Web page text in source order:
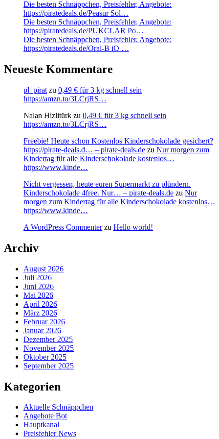
Die besten Schnäppchen, Preisfehler, Angebote:
https://piratedeals.de/Peasur Sol…
Die besten Schnäppchen, Preisfehler, Angebote:
https://piratedeals.de/PUKCLAR Po…
Die besten Schnäppchen, Preisfehler, Angebote:
https://piratedeals.de/Oral-B iO …
Neueste Kommentare
pl_pirat zu 0,49 € für 3 kg schnell sein
https://amzn.to/3LCrjRS…
Nalan Hizlitürk zu 0,49 € für 3 kg schnell sein
https://amzn.to/3LCrjRS…
Freebie! Heute schon Kostenlos Kinderschokolade gesichert?
https://pirate-deals.d… – pirate-deals.de zu Nur morgen zum
Kindertag für alle Kinderschokolade kostenlos…
https://www.kinde…
Nicht vergessen, heute euren Supermarkt zu plündern.
Kinderschokolade 4free. Nur… – pirate-deals.de zu Nur
morgen zum Kindertag für alle Kinderschokolade kostenlos…
https://www.kinde…
A WordPress Commenterzu Hello world!
Archiv
August 2026
Juli 2026
Juni 2026
Mai 2026
April 2026
März 2026
Februar 2026
Januar 2026
Dezember 2025
November 2025
Oktober 2025
September 2025
Kategorien
Aktuelle Schnäppchen
Angebote Bot
Hauptkanal
Preisfehler News